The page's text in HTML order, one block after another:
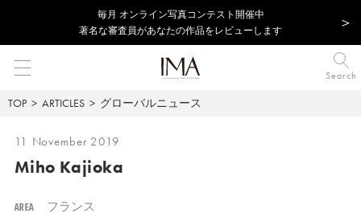
毎⽉ オンライン写真コンテスト開催中
著名な審査員があなたの作品をレビューします
Search
TOP ARTICLES グローバルニュース
11 November 2019
Miho Kajioka
AREA フランス